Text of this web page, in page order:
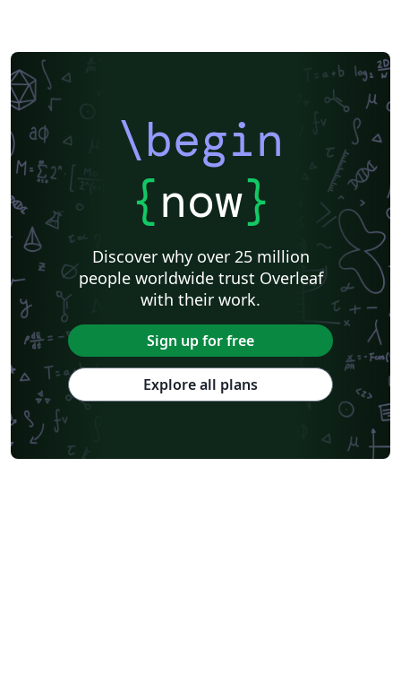
\begin
{now}
Discover why over 25 million
people worldwide trust Overleaf
with their work.
Sign up for free
Explore all plans